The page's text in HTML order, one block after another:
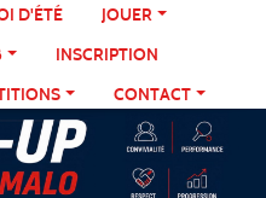
D'ÉTÉ
JOUER
INSCRIPTION
CONTACT